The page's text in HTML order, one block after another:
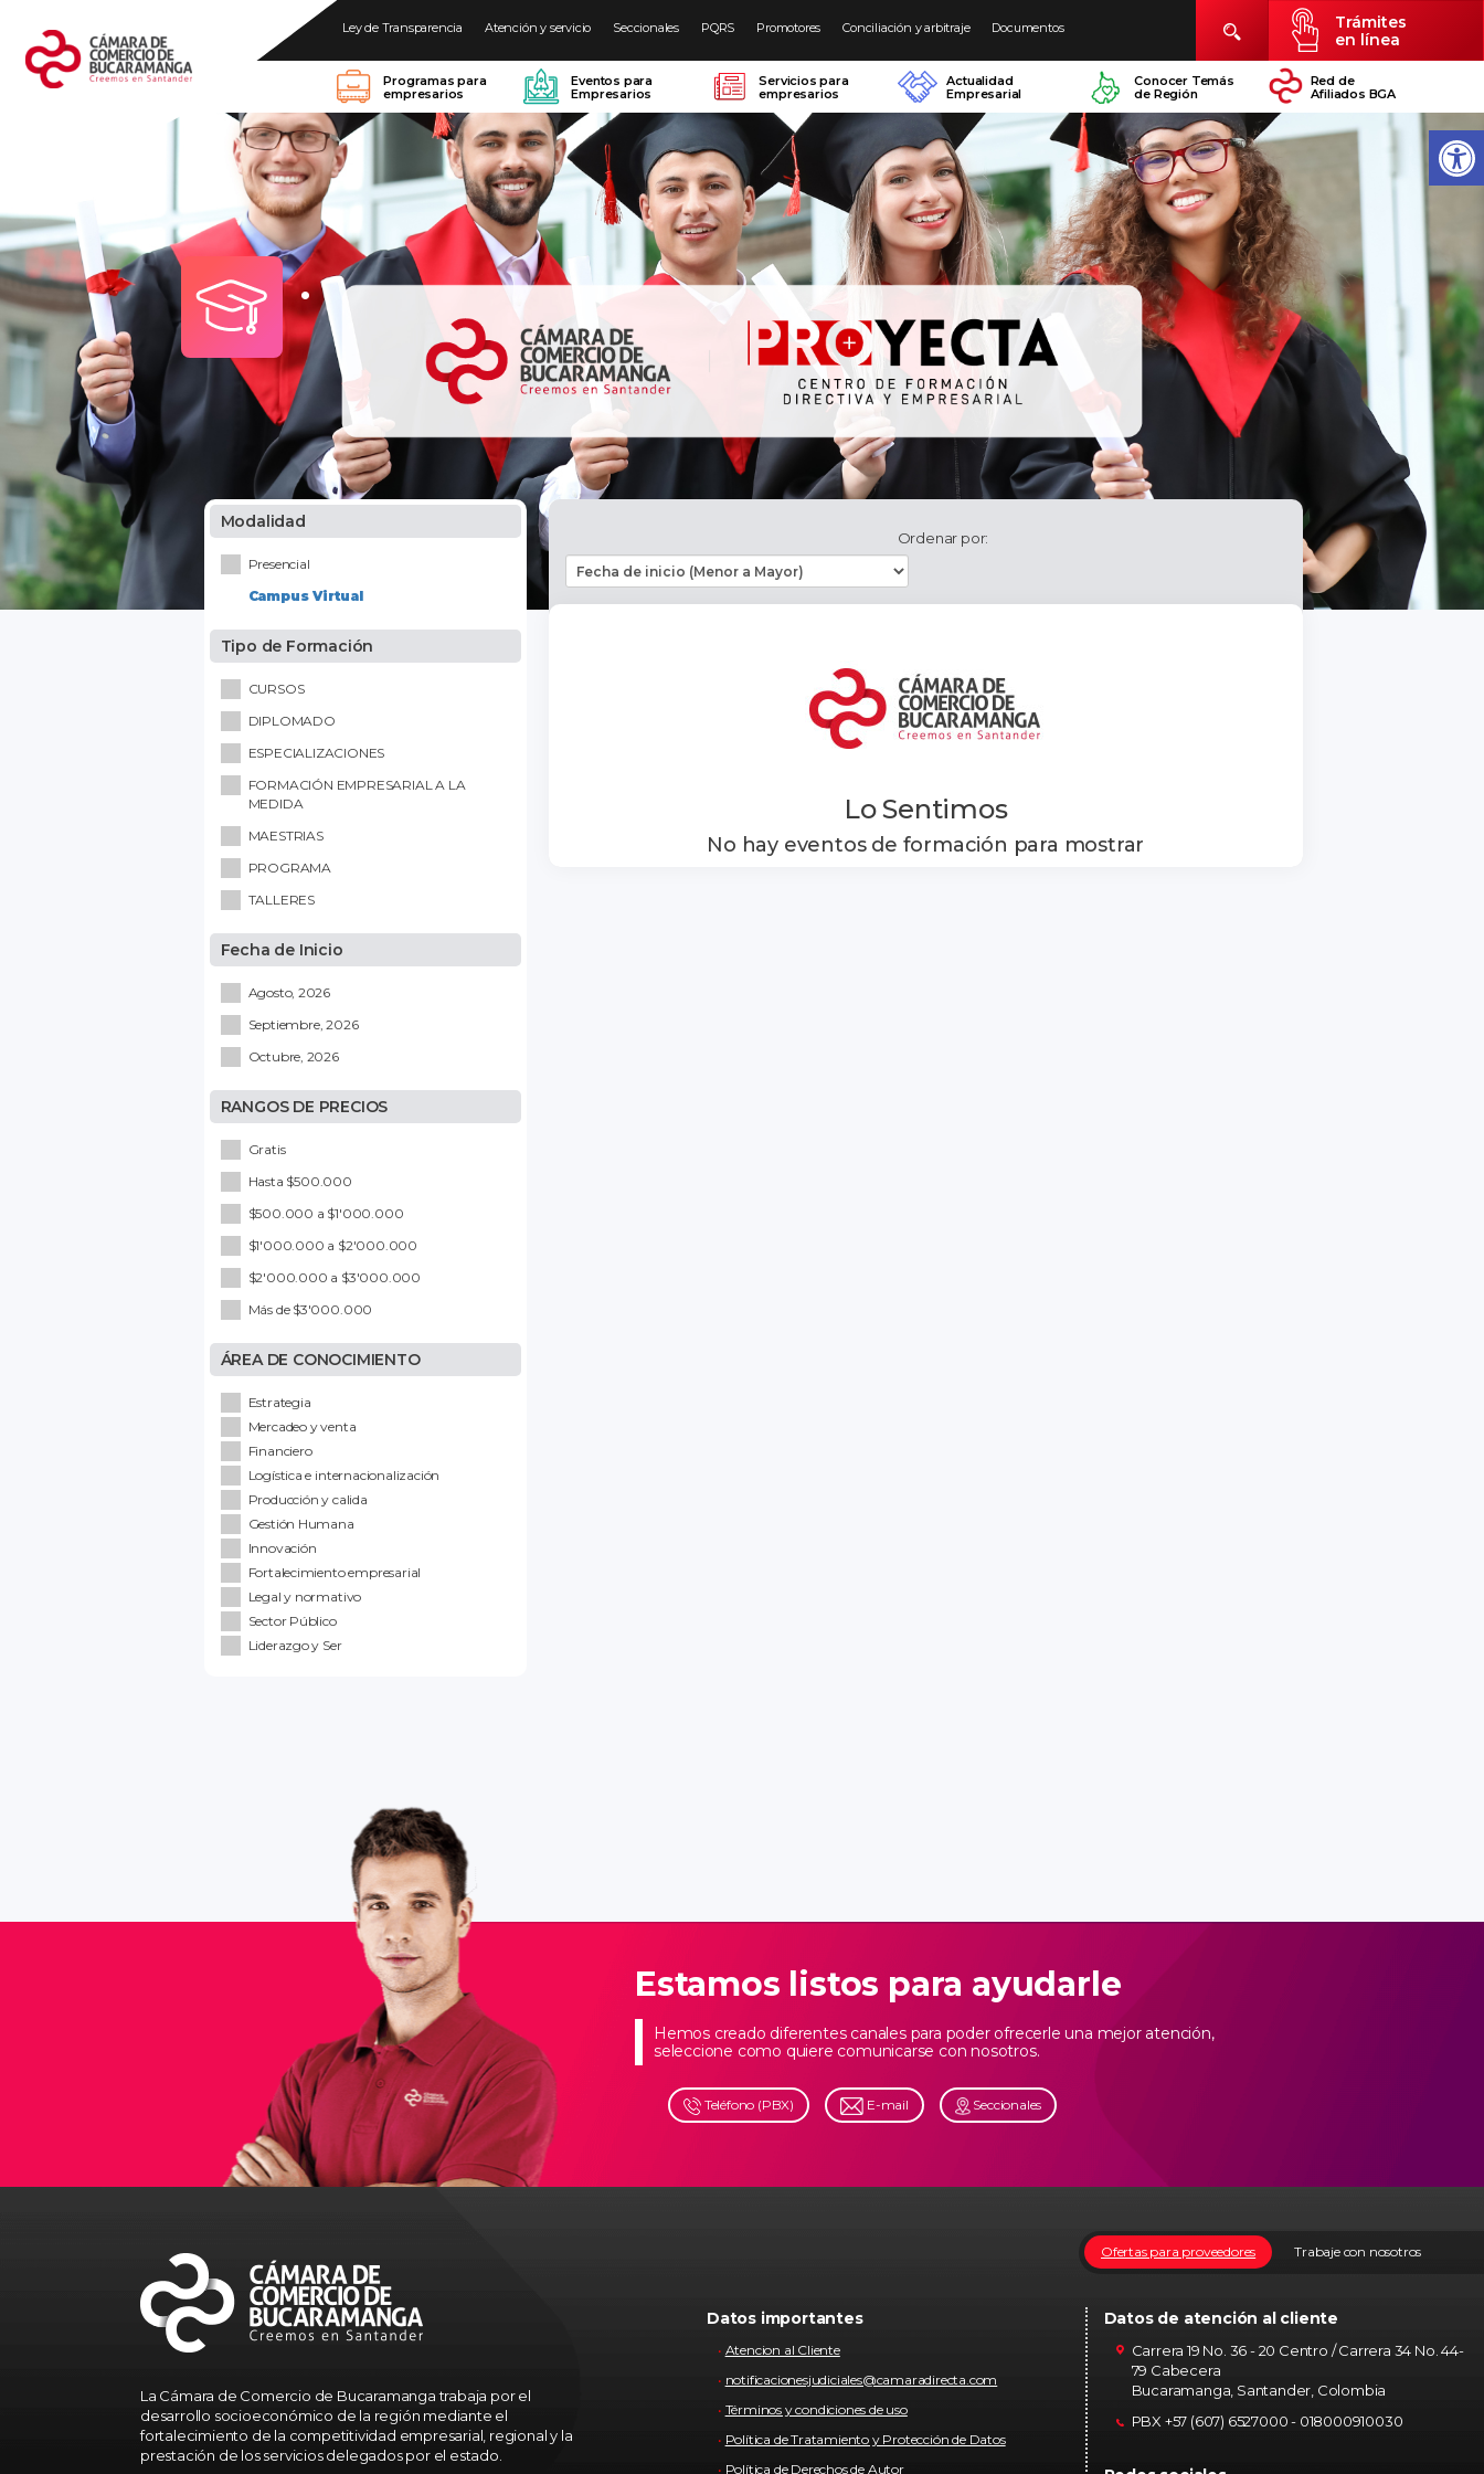
Ley de Transparencia Atención y servicio Seccionales PQRS Promotores Conciliación y arbitraje Documentos
Trámites
en línea
Programas para
empresarios
Eventos para
Empresarios
Servicios para
empresarios
Actualidad
Empresarial
Conocer Temás
de Región
Red de
Afiliados BGA
.
Modalidad
Presencial
Campus Virtual
Tipo de Formación
CURSOS
DIPLOMADO
ESPECIALIZACIONES
FORMACIÓN EMPRESARIAL A LA
MEDIDA
MAESTRIAS
PROGRAMA
TALLERES
Fecha de Inicio
Agosto, 2026
Septiembre, 2026
Octubre, 2026
RANGOS DE PRECIOS
Gratis
Hasta $500.000
$500.000 a $1'000.000
$1'000.000 a $2'000.000
$2'000.000 a $3'000.000
Más de $3'000.000
ÁREA DE CONOCIMIENTO
Estrategia
Mercadeo y venta
Financiero
Logística e internacionalización
Producción y calida
Gestión Humana
Innovación
Fortalecimiento empresarial
Legal y normativo
Sector Público
Liderazgo y Ser
Ordenar por:
Lo Sentimos
No hay eventos de formación para mostrar
Estamos listos para ayudarle
Hemos creado diferentes canales para poder ofrecerle una mejor atención,
seleccione como quiere comunicarse con nosotros.
Teléfono (PBX) E-mail Seccionales
La Cámara de Comercio de Bucaramanga trabaja por el
desarrollo socioeconómico de la región mediante el
fortalecimiento de la competitividad empresarial, regional y la
prestación de los servicios delegados por el estado.
Trabaje con nosotros
Ofertas para proveedores
Datos importantes
Atencion al Cliente
notificacionesjudiciales@camaradirecta.com
Términos y condiciones de uso
Política de Tratamiento y Protección de Datos
Política de Derechos de Autor
Datos de atención al cliente
Carrera 19 No. 36 - 20 Centro / Carrera 34 No. 44-
79 Cabecera
Bucaramanga, Santander, Colombia
PBX +57 (607) 6527000 - 018000910030